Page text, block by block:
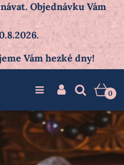
Objednávku Vám
Vám hezké dny!
0